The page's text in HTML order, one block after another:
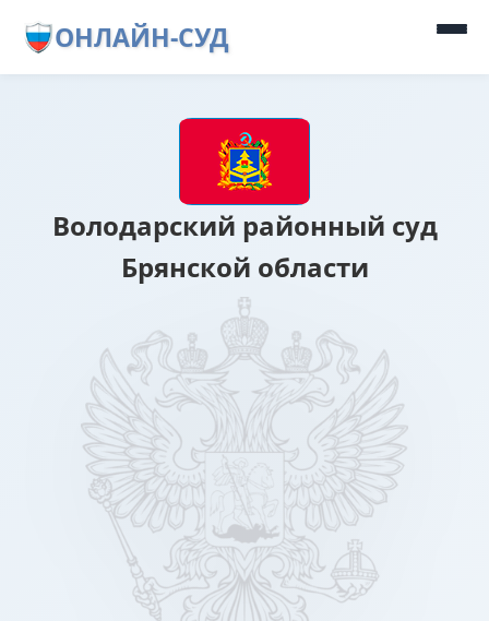
ОНЛАЙН-СУД
Володарский районный суд
Брянской области